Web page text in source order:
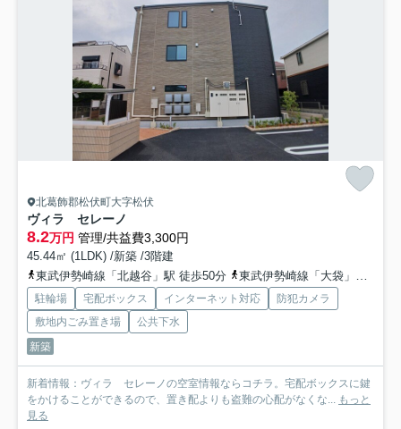
北葛飾郡松伏町大字松伏
ヴィラ セレーノ
8.2万円 管理/共益費3,300円
45.44㎡ (1LDK) /新築 /3階建
東武伊勢崎線「北越谷」駅 徒歩50分
東武伊勢崎線「大袋」駅 徒歩47分
駐輪場 宅配ボックス インターネット対応
防犯カメラ
敷地内ごみ置き場
公共下水
新築
新着情報：ヴィラ セレーノの空室情報ならコチラ。宅配ボックスに鍵
をかけることができるので、置き配よりも盗難の心配がなくな... もっと
見る